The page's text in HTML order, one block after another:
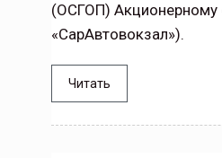
(ОСГОП) Акционерному
«СарАвтовокзал»).
Читать